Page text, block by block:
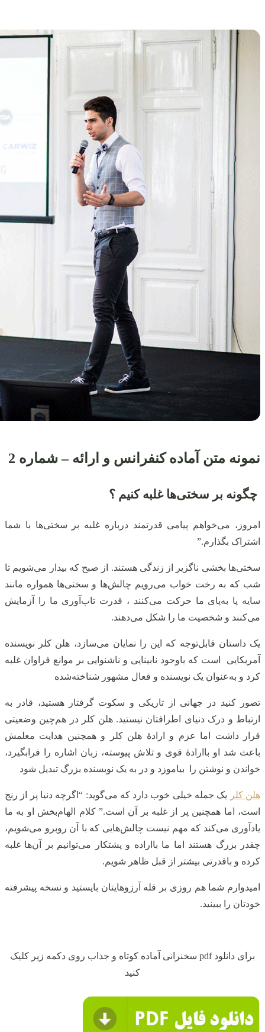
نمونه متن آماده کنفرانس و ارائه – شماره 2
چگونه بر سختی‌ها غلبه کنیم ؟
امروز، می‌خواهم پیامی قدرتمند درباره غلبه بر سختی‌ها با شما
اشتراک بگذارم.”
سختی‌ها بخشی ناگزیر از زندگی هستند. از صبح که بیدار می‌شویم تا
شب که به رخت خواب می‌رویم چالش‌ها و سختی‌ها همواره مانند
سایه پا به‌پای ما حرکت می‌کنند ، قدرت تاب‌آوری ما را آزمایش
می‌کنند و شخصیت ما را شکل می‌دهند.
یک داستان قابل‌توجه که این را نمایان می‌سازد، هلن کلر نویسنده
آمریکایی است که باوجود نابینایی و ناشنوایی بر موانع فراوان غلبه
کرد و به‌عنوان یک نویسنده و فعال مشهور شناخته‌شده
تصور کنید در جهانی از تاریکی و سکوت گرفتار هستید، قادر به
ارتباط و درک دنیای اطرافتان نیستید. هلن کلر در هم‌چین وضعیتی
قرار داشت اما عزم و ارادهٔ هلن کلر و همچنین هدایت معلمش
باعث شد او باارادهٔ قوی و تلاش پیوسته، زبان اشاره را فرابگیرد،
خواندن و نوشتن را بیاموزد و در به یک نویسنده بزرگ تبدیل شود
هلن کلر
یک جمله خیلی خوب دارد که می‌گوید: “اگرچه دنیا پر از رنج
است، اما همچنین پر از غلبه بر آن است.” کلام الهام‌بخش او به ما
یادآوری می‌کند که مهم نیست چالش‌هایی که با آن روبرو می‌شویم،
چقدر بزرگ هستند اما ما بااراده و پشتکار می‌توانیم بر آن‌ها غلبه
کرده و باقدرتی بیشتر از قبل ظاهر شویم.
امیدوارم شما هم روزی بر قله آرزوهایتان بایستید و نسخه پیشرفته
خودتان را ببینید.
برای دانلود pdf سخنرانی آماده کوتاه و جذاب روی دکمه زیر کلیک
کنید